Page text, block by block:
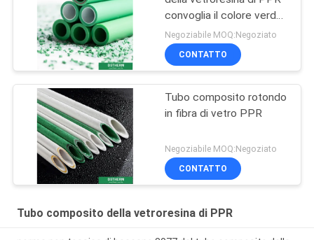
convoglia il colore verde
con il collegamento di
fusione caldo
Negoziabile MOQ:Negoziato
CONTATTO
Tubo composito rotondo
in fibra di vetro PPR
Negoziabile MOQ:Negoziato
CONTATTO
Tubo composito della vetroresina di PPR